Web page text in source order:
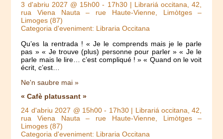
3 d'abriu 2027 @ 15h00 - 17h30| Librariá occitana, 42,
rua Viena Nauta – rue Haute-Vienne, Limòtges –
Limoges (87)
Categoria d'eveniment: Libraria Occitana
Qu’es la rentrada ! « Je le comprends mais je le parle
pas » « Je trouve (plus) personne pour parler » « Je le
parle mais le lire… c’est compliqué ! » « Quand on le voit
écrit, c’est…
Ne'n saubre mai »
« Cafè platussant »
24 d'abriu 2027 @ 15h00- 17h30| Librariá occitana, 42,
rua Viena Nauta – rue Haute-Vienne, Limòtges –
Limoges (87)
Categoria d'eveniment: Libraria Occitana